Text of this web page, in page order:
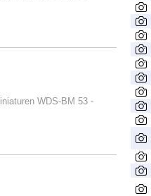
WDS-BM 53 -